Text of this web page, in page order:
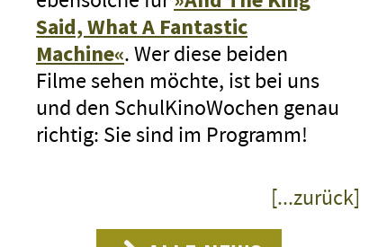
Said, What A Fantastic
Machine«. Wer diese beiden
Filme sehen möchte, ist bei uns
und den SchulKinoWochen genau
richtig: Sie sind im Programm!
[...zurück]